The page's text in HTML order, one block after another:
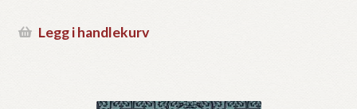
Legg i handlekurv